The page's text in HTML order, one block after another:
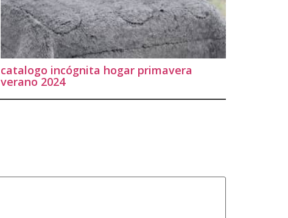
catalogo incógnita hogar primavera
verano 2024